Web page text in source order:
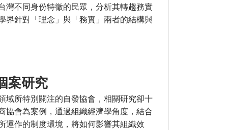
灣不同身份特徵的民眾，分析其轉趨務實
界針對「理念」與「務實」兩者的結構與
務實的兩難
案研究
域所特別關注的自發協會，相關研究卻十
協會為案例，通過組織經濟學角度，結合
運作的制度環境，將如何影響其組織效